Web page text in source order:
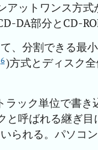
アットワンス方
DA部分とCD-
、分割できる最
6)方式とディスク
ラック単位で書
と呼ばれる継ぎ
られる。パソコ